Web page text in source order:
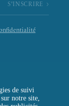
de suivi
notre site,